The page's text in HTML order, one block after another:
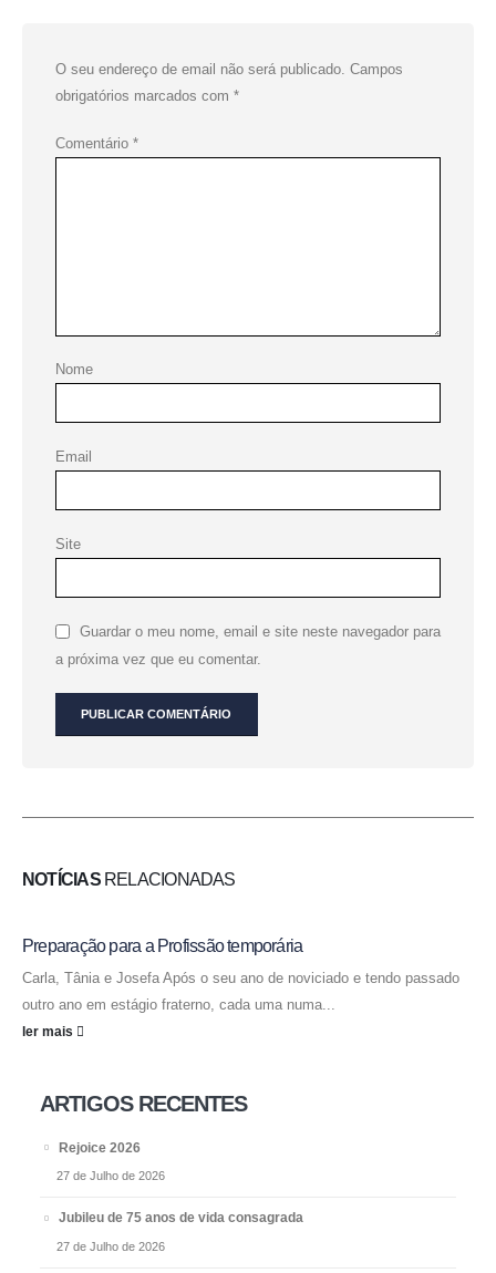
O seu endereço de email não será publicado. Campos
obrigatórios marcados com *
Comentário *
Nome
Email
Site
Guardar o meu nome, email e site neste navegador para
a próxima vez que eu comentar.
NOTÍCIASRELACIONADAS
Preparação para a Profissão temporária
Carla, Tânia e Josefa Após o seu ano de noviciado e tendo passado
outro ano em estágio fraterno, cada uma numa...
ler mais
ARTIGOS RECENTES
Rejoice 2026
27 de Julho de 2026
Jubileu de 75 anos de vida consagrada
27 de Julho de 2026